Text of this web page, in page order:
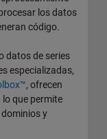
los datos
código.
datos de series
especializadas,
, ofrecen
que permite
y